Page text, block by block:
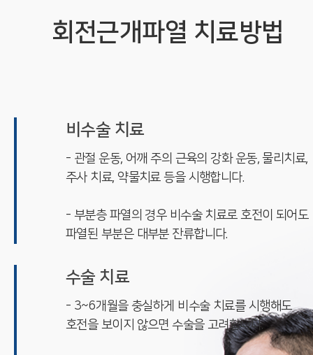
회전근개파열 치료방법
비수술 치료
- 관절 운동, 어깨 주의 근육의 강화 운동, 물리치료,
주사 치료, 약물치료 등을 시행합니다.
- 부분층 파열의 경우 비수술 치료로 호전이 되어도
파열된 부분은 대부분 잔류합니다.
수술 치료
- 3~6개월을 충실하게 비수술 치료를 시행해도
호전을 보이지 않으면 수술을 고려합니다.